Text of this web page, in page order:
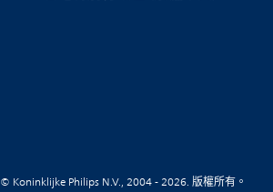
© Koninklijke Philips N.V., 2004 - 2026. 版權所有。